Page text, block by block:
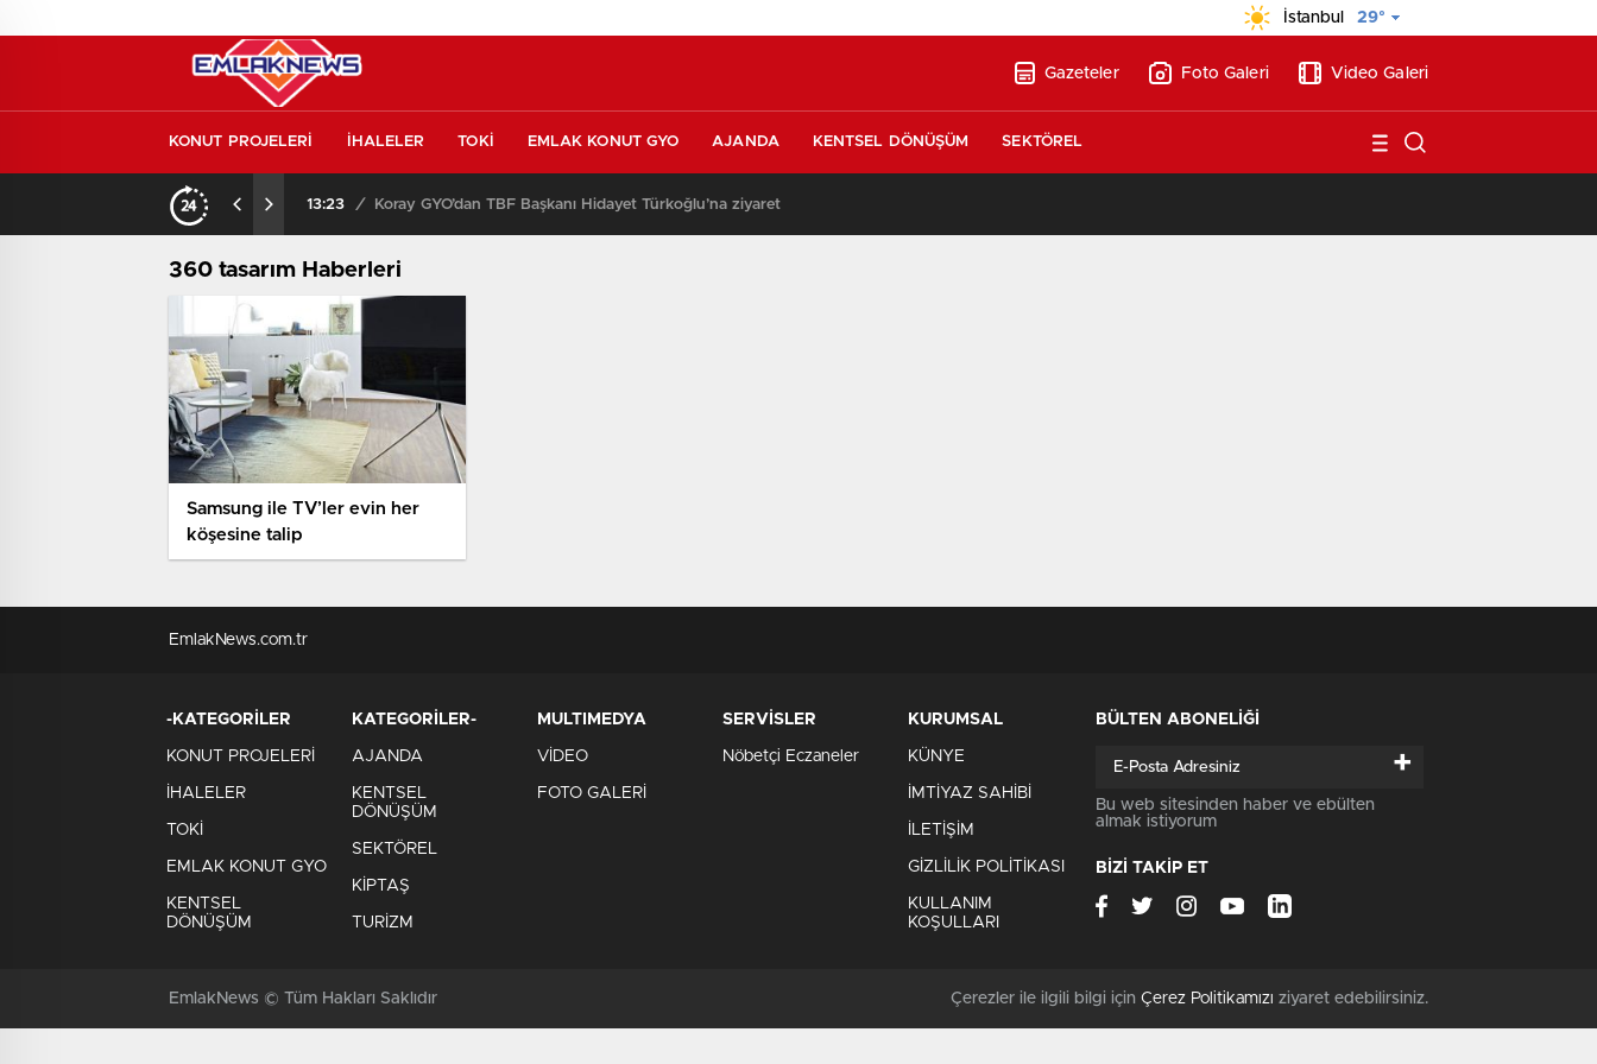
İstanbul 29°
Gazeteler Foto Galeri Video Galeri
KONUT PROJELERİ İHALELER TOKİ EMLAK KONUT GYO AJANDA KENTSEL DÖNÜŞÜM SEKTÖREL
13:23 / Koray GYO’dan TBF Başkanı Hidayet Türkoğlu’na ziyaret
360 tasarım Haberleri
Samsung ile TV’ler evin her
köşesine talip
EmlakNews.com.tr
-KATEGORİLER
KONUT PROJELERİ
İHALELER
TOKİ
EMLAK KONUT GYO
KENTSEL
DÖNÜŞÜM
KATEGORİLER-
AJANDA
KENTSEL
DÖNÜŞÜM
SEKTÖREL
KİPTAŞ
TURİZM
MULTIMEDYA
VİDEO
FOTO GALERİ
SERVİSLER
Nöbetçi Eczaneler
KURUMSAL
KÜNYE
İMTİYAZ SAHİBİ
İLETİŞİM
GİZLİLİK POLİTİKASI
KULLANIM
KOŞULLARI
BÜLTEN ABONELİĞİ
+
Bu web sitesinden haber ve ebülten
almak istiyorum
BİZİ TAKİP ET
EmlakNews © Tüm Hakları Saklıdır Çerezler ile ilgili bilgi için Çerez Politikamızı ziyaret edebilirsiniz.